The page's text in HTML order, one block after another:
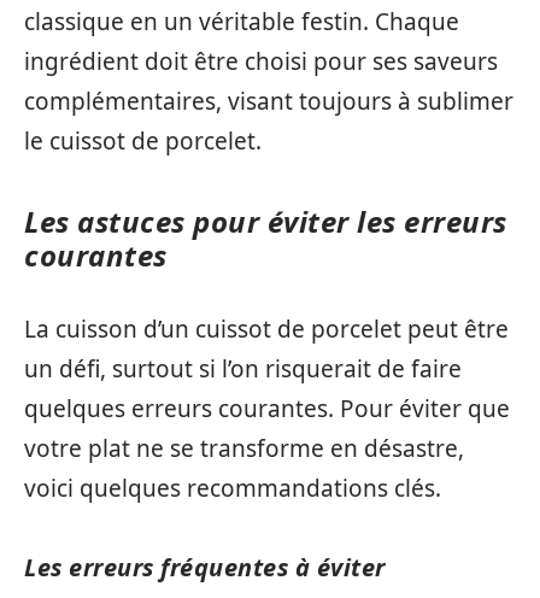
classique en un véritable festin. Chaque
ingrédient doit être choisi pour ses saveurs
complémentaires, visant toujours à sublimer
le cuissot de porcelet.
Les astuces pour éviter les erreurs
courantes
La cuisson d’un cuissot de porcelet peut être
un défi, surtout si l’on risquerait de faire
quelques erreurs courantes. Pour éviter que
votre plat ne se transforme en désastre,
voici quelques recommandations clés.
Les erreurs fréquentes à éviter